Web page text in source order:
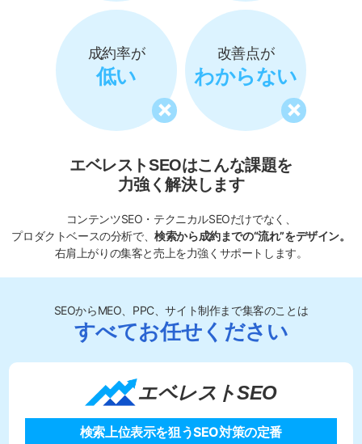
成約率が
低い
改善点が
わからない
エベレストSEOはこんな課題を
力強く解決します
コンテンツSEO・テクニカルSEOだけでなく、
プロダクトベースの分析で、検索から成約までの“流れ”をデザイン。
右肩上がりの集客と売上を力強くサポートします。
SEOからMEO、PPC、サイト制作まで集客のことは
すべてお任せください
エベレストSEO
検索上位表示を狙うSEO対策の定番